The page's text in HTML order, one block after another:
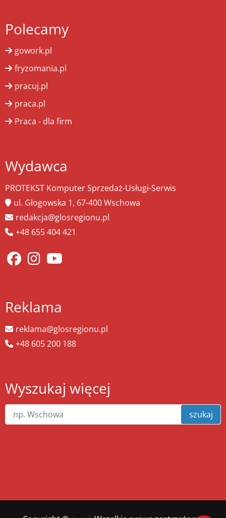
Polecamy
gowork.pl
fryzomania.pl
pracuj.pl
praca.pl
Praca - dla firm
Wydawca
PROTEKST Komputer Sprzedaż-Usługi-Serwis
ul. Głogowska 1, 67-400 Wschowa
redakcja@glosregionu.pl
+48 655 404 421
Reklama
reklama@glosregionu.pl
+48 605 200 188
Wyszukaj więcej
szukaj